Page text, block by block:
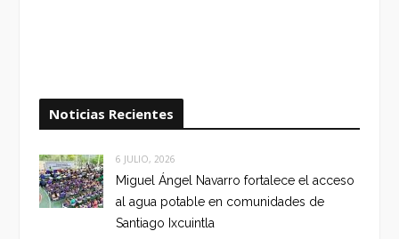
Noticias Recientes
6 JULIO, 2026
Miguel Ángel Navarro fortalece el acceso
al agua potable en comunidades de
Santiago Ixcuintla